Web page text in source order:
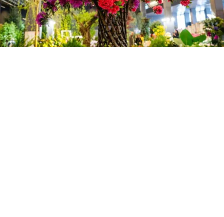
FOTO
CONCORSI